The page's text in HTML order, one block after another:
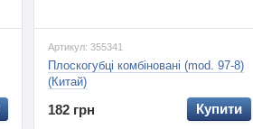
Артикул: 355341
Плоскогубці комбіновані (mod. 97-8)
(Китай)
182 грн Купити